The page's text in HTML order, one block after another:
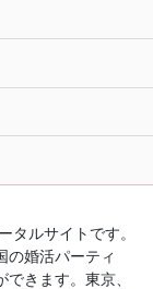
タルサイトです。
の婚活パーティ
きます。東京、